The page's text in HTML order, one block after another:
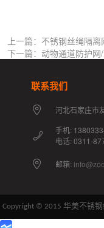
上一篇：不锈钢丝绳隔
下一篇：动物通道防护
联系我们
河北石家庄市
手机:
电话: 0311-
邮箱:
Copyright © 2015 华美不锈